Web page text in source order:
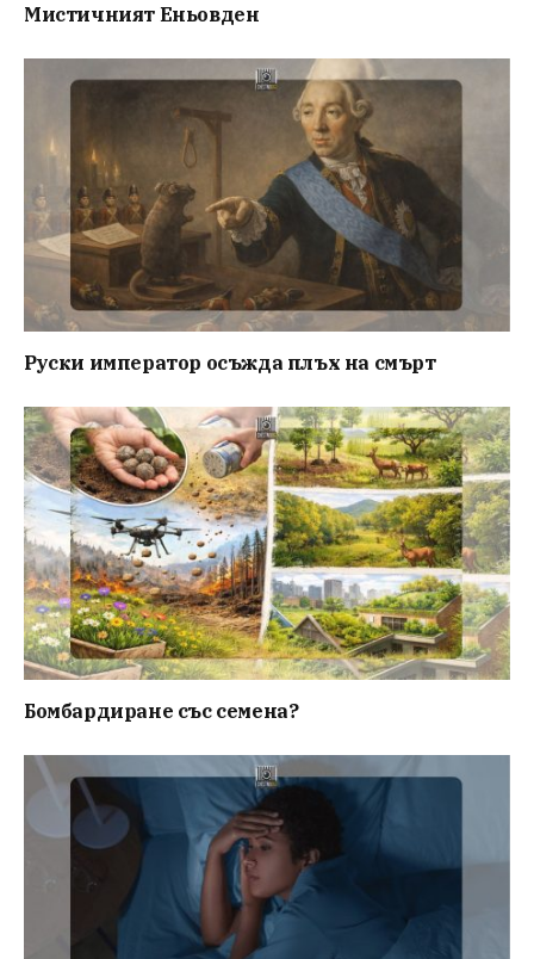
Мистичният Eньовден
Руски император осъжда плъх на смърт
Бомбардиране със семена?